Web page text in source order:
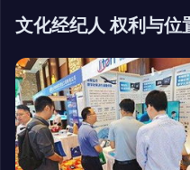
文化经纪人 权利与位